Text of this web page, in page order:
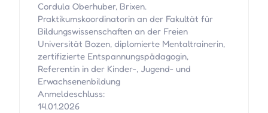
Cordula Oberhuber, Brixen.
Praktikumskoordinatorin an der Fakultät für
Bildungswissenschaften an der Freien
Universität Bozen, diplomierte Mentaltrainerin,
zertifizierte Entspannungspädagogin,
Referentin in der Kinder-, Jugend- und
Erwachsenenbildung
Anmeldeschluss:
14.01.2026